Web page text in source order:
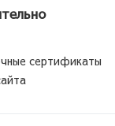
сертификаты